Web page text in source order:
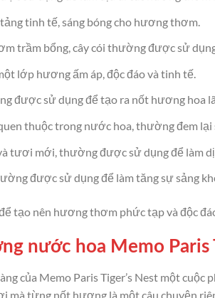
tinh tế, sáng bóng cho hương thơm.
trầm bổng, cây cói thường được sử
lớp hương ấm áp, độc đáo và tinh tế.
được sử dụng để tạo ra nốt hương hoa
thuộc trong nước hoa, thường đem lại
tươi mới, thường được sử dụng để làm
được sử dụng để làm tăng sự sảng
nên hương thơm phức tạp và độc đáo
nước hoa Memo Paris
của Memo Paris Tiger’s Nest một
mà từng nốt hương là một câu chuyện